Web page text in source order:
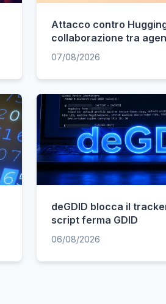
Attacco contro
collaborazione tra
07/08/2026
deGDID blocca il
script ferma GDID
06/08/2026